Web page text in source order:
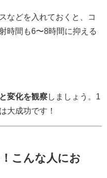
などを入れておくと、コ
時間も6〜8時間に抑える
変化を観察しましょう。1
大成功です！
こんな人にお